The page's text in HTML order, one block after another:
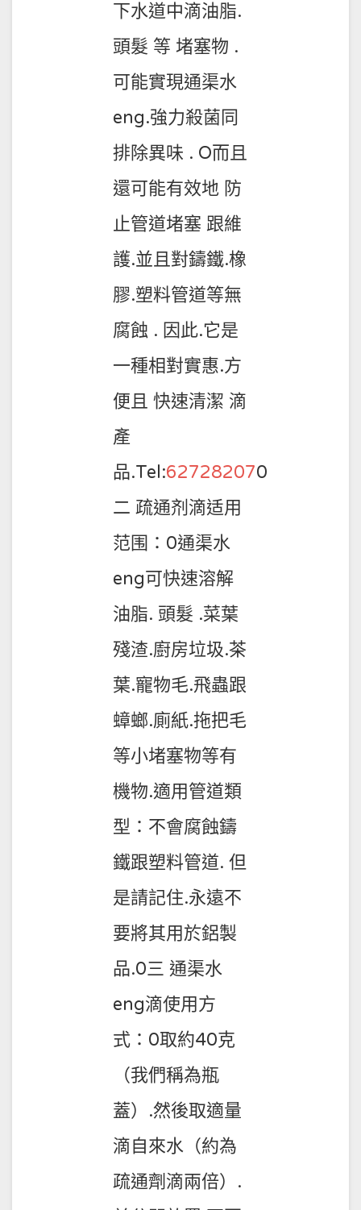
下水道中滴油脂.
頭髮 等 堵塞物 .
可能實現通渠水
eng.強力殺菌同
排除異味 . O而且
還可能有效地 防
止管道堵塞 跟維
護.並且對鑄鐵.橡
膠.塑料管道等無
腐蝕 . 因此.它是
一種相對實惠.方
便且 快速清潔 滴
產
品.Tel:627282070
二 疏通剂滴适用
范围：0通渠水
eng可快速溶解
油脂. 頭髮 .菜葉
殘渣.廚房垃圾.茶
葉.寵物毛.飛蟲跟
蟑螂.廁紙.拖把毛
等小堵塞物等有
機物.適用管道類
型：不會腐蝕鑄
鐵跟塑料管道. 但
是請記住.永遠不
要將其用於鋁製
品.0三 通渠水
eng滴使用方
式：0取約40克
（我們稱為瓶
蓋）.然後取適量
滴自來水（約為
疏通劑滴兩倍）.